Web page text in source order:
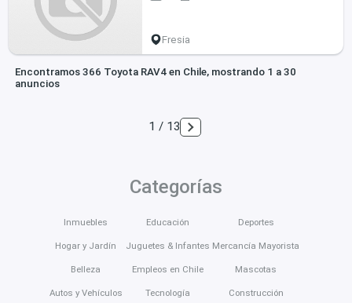
Fresia
Encontramos 366 Toyota RAV4 en Chile, mostrando 1 a 30
anuncios
1 / 13
Categorías
Inmuebles
Hogar y Jardín
Belleza
Autos y Vehículos
Educación
Juguetes & Infantes
Empleos en Chile
Tecnología
Deportes
Mercancía Mayorista
Mascotas
Construcción